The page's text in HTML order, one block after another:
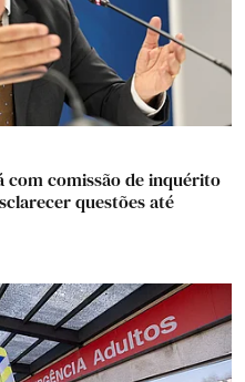
com comissão de inquérito
questões até